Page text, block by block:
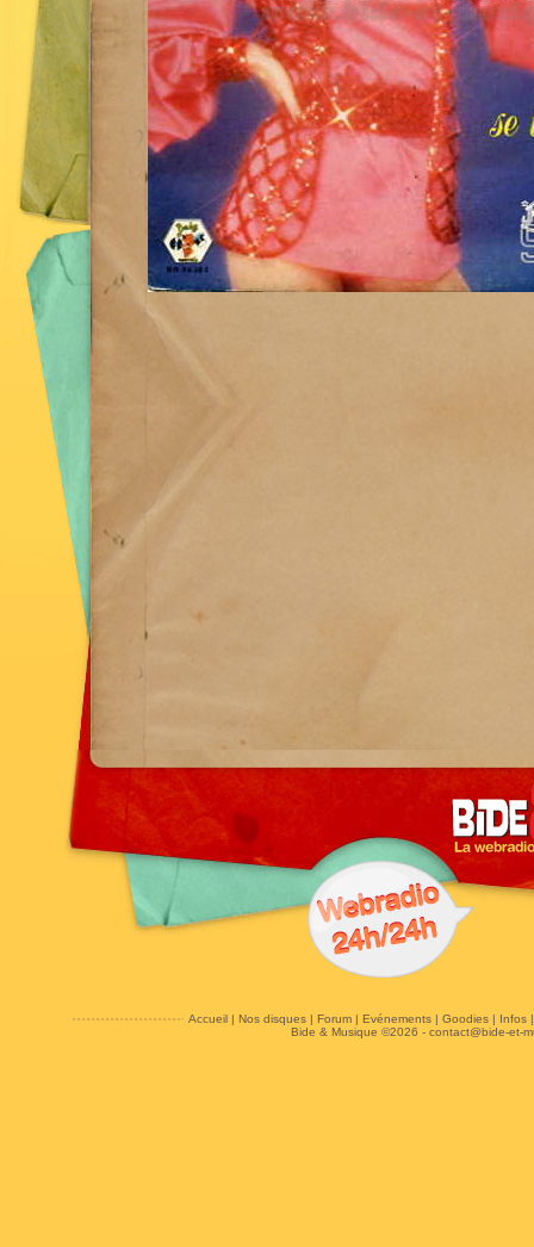
Accueil| Nos disques| Forum| Evénements| Goodies| Infos
Bide & Musique ©2026 - contact@bide-et-